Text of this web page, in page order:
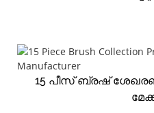
15 പീസ് ബ്രഷ്